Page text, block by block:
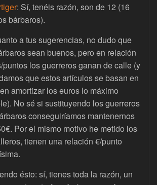
: Sí, tenéis razón, son de 12 (16
bárbaros).
a tus sugerencias, no dudo que
sean buenos, pero en relación
puntos los guerreros ganan de calle (y
que estos artículos se basan en
amortizar los euros lo máximo
No sé si sustituyendo los guerreros
conseguiríamos mantenernos
Por el mismo motivo he metido los
tienen una relación €/punto
ésto: sí, tienes toda la razón, un